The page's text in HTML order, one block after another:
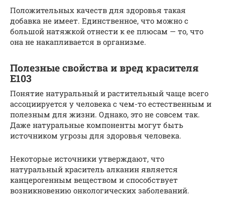
Положительных качеств для здоровья такая
добавка не имеет. Единственное, что можно с
большой натяжкой отнести к ее плюсам — то, что
она не накапливается в организме.
Полезные свойства и вред красителя
Е103
Понятие натуральный и растительный чаще всего
ассоциируется у человека с чем-то естественным и
полезным для жизни. Однако, это не совсем так.
Даже натуральные компоненты могут быть
источником угрозы для здоровья человека.
Некоторые источники утверждают, что
натуральный краситель алканин является
канцерогенным веществом и способствует
возникновению онкологических заболеваний.